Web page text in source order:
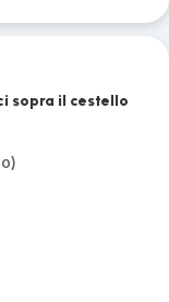
sopra il cestello